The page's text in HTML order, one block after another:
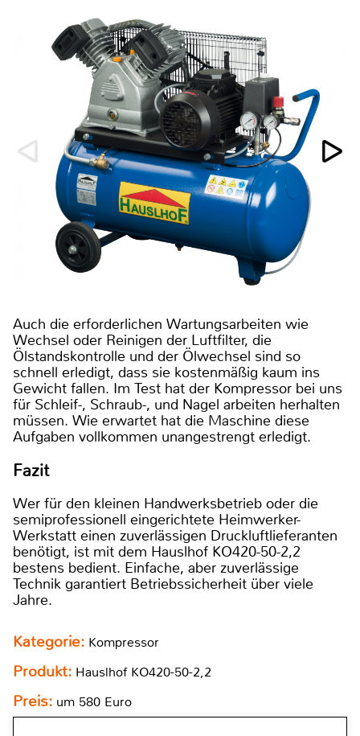
Auch die erforderlichen Wartungsarbeiten wie
Wechsel oder Reinigen der Luftfilter, die
Ölstandskontrolle und der Ölwechsel sind so
schnell erledigt, dass sie kostenmäßig kaum ins
Gewicht fallen. Im Test hat der Kompressor bei uns
für Schleif-, Schraub-, und Nagel arbeiten herhalten
müssen. Wie erwartet hat die Maschine diese
Aufgaben vollkommen unangestrengt erledigt.
Fazit
Wer für den kleinen Handwerksbetrieb oder die
semiprofessionell eingerichtete Heimwerker-
Werkstatt einen zuverlässigen Druckluftlieferanten
benötigt, ist mit dem Hauslhof KO420-50-2,2
bestens bedient. Einfache, aber zuverlässige
Technik garantiert Betriebssicherheit über viele
Jahre.
Kategorie: Kompressor
Produkt: Hauslhof KO420-50-2,2
Preis: um 580 Euro